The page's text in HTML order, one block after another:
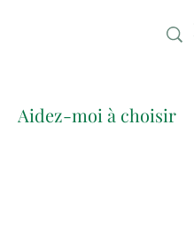
Aidez-moi à choisir